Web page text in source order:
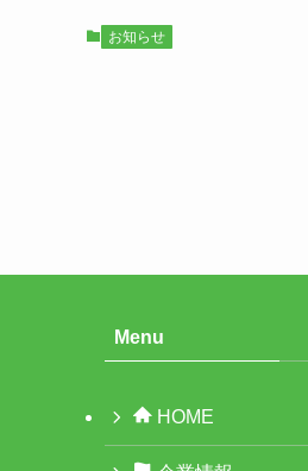
お知らせ
Menu
HOME